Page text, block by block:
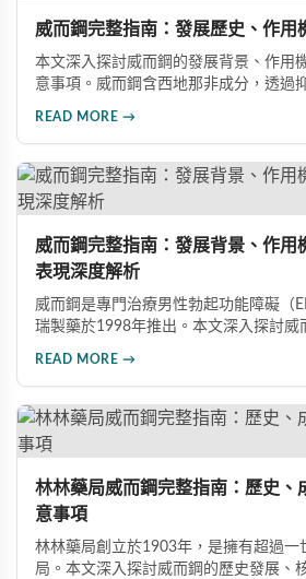
威而鋼完整指南：發展歷史、作用
本文深入探討威而鋼的發展背景、作用
意事項。威而鋼含西地那非成分，透過
READ MORE →
威而鋼完整指南：發展背景、作用
表現深度解析
威而鋼是專門治療男性勃起功能障礙（
瑞製藥於1998年推出。本文深入探討威
READ MORE →
林林藥局威而鋼完整指南：歷史、
意事項
林林藥局創立於1903年，是擁有超過一
局。本文深入探討威而鋼的歷史發展、